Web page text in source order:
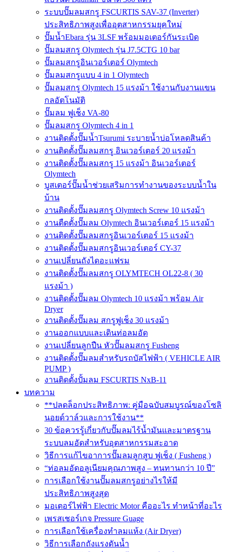
ระบบปั๊มลมสกรู FSCURTIS SAV-37 (Inverter)
ประสิทธิภาพสูงเพื่ออุตสาหกรรมยุคใหม่
ปั๊มน้ำEbara รุ่น 3LSF พร้อมมอเตอร์กันระเบิด
ปั๊มลมสกรู Olymtech รุ่น J7.5CTG 10 bar
ปั๊มลมสกรูอินเวอร์เตอร์ Olymtech
ปั๊มลมสกรูแบบ 4 in 1 Olymtech
ปั๊มลมสกรู Olymtech 15 แรงม้า ใช้งานกับงานแขน
กลอัตโนมัติ
ปั๊มลม ฟูเช็ง VA-80
ปั๊มลมสกรู Olymtech 4 in 1
งานติดตั้งปั๊มน้ำTsurumi ระบายน้ำบ่อโหลดสินค้า
งานติดตั้งปั๊มลมสกรู อินเวอร์เตอร์ 20 แรงม้า
งานติดตั้งปั๊มลมสกรู 15 แรงม้า อินเวอร์เตอร์
Olymtech
บูสเตอร์ปั๊มน้ำช่วยเสริมการทำงานของระบบน้ำใน
บ้าน
งานติดตั้งปั๊มลมสกรู Olymtech Screw 10 แรงม้า
งานตืดตั้งปั๊มลม Olymtech อินเวอร์เตอร์ 15 แรงม้า
งานติดตั้งปั๊มลมสกรูอินเวอร์เตอร์ 15 แรงม้า
งานติดตั้งปั๊มลมสกรูอินเวอร์เตอร์ CY-37
งานเปลี่ยนถังไดอะแฟรม
งานติดตั้งปั๊มลมสกรู OLYMTECH OL22-8 ( 30
แรงม้า )
งานติดตั้งปั๊มลม Olymtech 10 แรงม้า พร้อม Air
Dryer
งานติดตั้งปั๊มลม สกรูฟูเช็ง 30 แรงม้า
งานออกแบบและเดินท่อลมอัด
งานเปลี่ยนลูกปืน หัวปั๊มลมสกรู Fusheng
งานติดตั้งปั๊มลมสำหรับรถบัสไฟฟ้า ( VEHICLE AIR
PUMP )
งานติดตั้งปั้มลม FSCURTIS NxB-11
บทความ
**ปลดล็อกประสิทธิภาพ: คู่มือฉบับสมบูรณ์ของโซลิ
นอยด์วาล์วและการใช้งาน**
30 ข้อควรรู้เกี่ยวกับปั๊มลมไร้น้ำมันและมาตรฐาน
ระบบลมอัดสำหรับอุตสาหกรรมสะอาด
วิธีการแก้ไขอาการปั๊มลมลูกสูบ ฟูเช็ง ( Fusheng )
“ท่อลมอัดอลูเนียมคุณภาพสูง – ทนทานกว่า 10 ปี”
การเลือกใช้งานปั๊มลมสกรูอย่างไรให้มี
ประสิทธิภาพสูงสุด
มอเตอร์ไฟฟ้า Electric Motor คืออะไร ทำหน้าที่อะไร
เพรสเชอร์เกจ Pressure Guage
การเลือกใช้เครื่องทำลมแห้ง (Air Dryer)
วิธีการเลือกถังแรงดันน้ำ